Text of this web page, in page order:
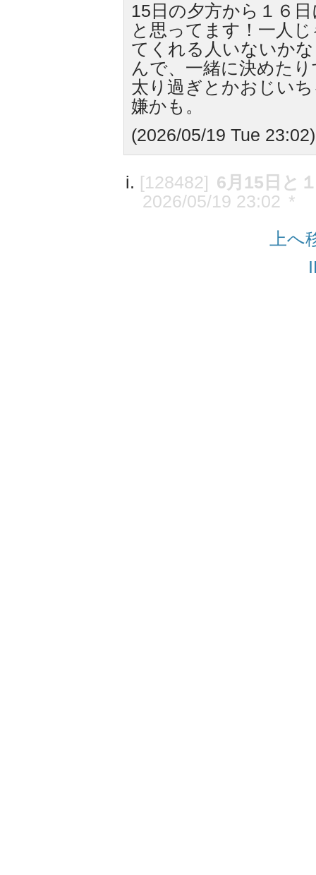
15日の夕方から１６
と思ってます！一人
てくれる人いないか
んで、一緒に決めた
太り過ぎとかおじい
嫌かも。
(2026/05/19 Tue 23:02)
[128482] 6月15日と
2026/05/19 23:02 *
上へ